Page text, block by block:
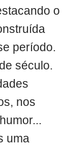
o
período.
século.
nos
uma